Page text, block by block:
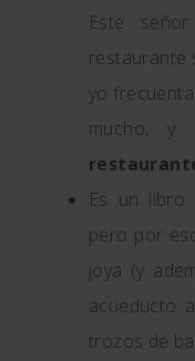
Este
restaurante
yo
mucho,
Es un libro
pero por
joya (y
acueducto
trozos de